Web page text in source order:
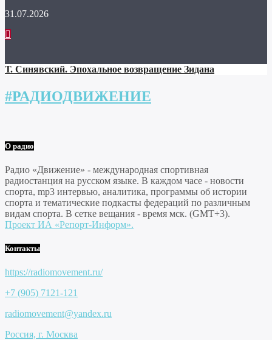
31.07.2026
Т. Синявский. Эпохальное возвращение Зидана
#РАДИОДВИЖЕНИЕ
О радио
Радио «Движение» - международная спортивная
радиостанция на русском языке. В каждом часе - новости
спорта, mp3 интервью, аналитика, программы об истории
спорта и тематические подкасты федераций по различным
видам спорта. В сетке вещания - время мск. (GMT+3).
Проект ИА «Репорт-Информ».
Контакты
https://radiomovement.ru/
+7 (905) 7121-121
radiomovement@yandex.ru
Россия, г. Москва